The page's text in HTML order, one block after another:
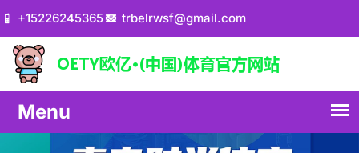
+15226245365 trbelrwsf@gmail.com